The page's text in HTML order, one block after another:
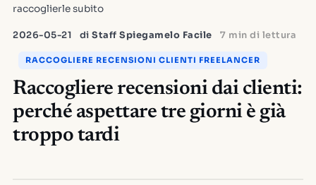
raccoglierle subito
2026-05-21 di Staff Spiegamelo Facile 7 min di lettura
RACCOGLIERE RECENSIONI CLIENTI FREELANCER
Raccogliere recensioni dai clienti:
perché aspettare tre giorni è già
troppo tardi